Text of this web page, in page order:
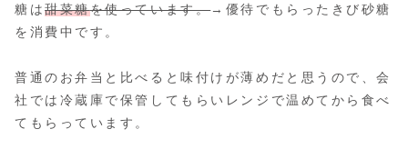
糖は甜菜糖を使っています。→優待でもらったきび砂糖
を消費中です。
普通のお弁当と比べると味付けが薄めだと思うので、会
社では冷蔵庫で保管してもらいレンジで温めてから食べ
てもらっています。